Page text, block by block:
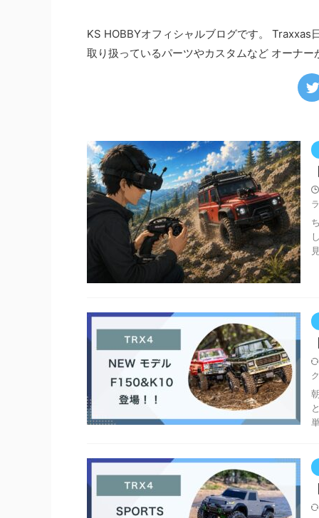
KS HOBBYオフィシャルブログです。 Traxxas
取り扱っているパーツやカスタムなど オーナー